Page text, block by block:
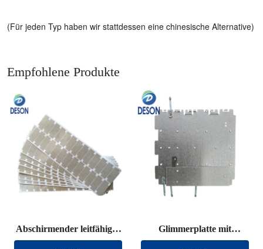
(Für jeden Typ haben wir stattdessen eine chinesische Alternative)
Empfohlene Produkte
Abschirmender leitfähiger
Stoff, gestanzt
Glimmerplatte mit
Anschlussdraht